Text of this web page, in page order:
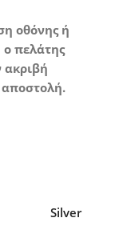
οθόνης ή
ο πελάτης
ακριβή
Silver